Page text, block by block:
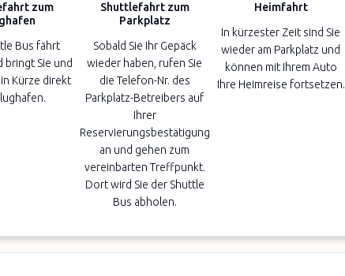
zum
Bus fährt
bringt Sie und
Kürze direkt
Shuttlefahrt zum
Parkplatz
Sobald Sie Ihr Gepäck
wieder haben, rufen Sie
die Telefon-Nr. des
Parkplatz-Betreibers auf
Ihrer
Reservierungsbestätigung
an und gehen zum
vereinbarten Treffpunkt.
Dort wird Sie der Shuttle
Bus abholen.
Heimfahrt
In kürzester Zeit sind Sie
wieder am Parkplatz und
können mit Ihrem Auto
Ihre Heimreise fortsetzen.